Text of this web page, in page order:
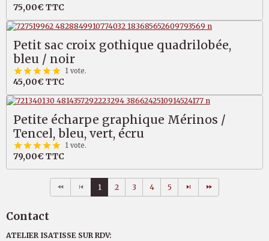
75,00€ TTC
Petit sac croix gothique quadrilobée,
bleu / noir
1 vote.
45,00€ TTC
Petite écharpe graphique Mérinos /
Tencel, bleu, vert, écru
1 vote.
79,00€ TTC
1 2 3 4 5
Contact
ATELIER ISATISSE SUR RDV: